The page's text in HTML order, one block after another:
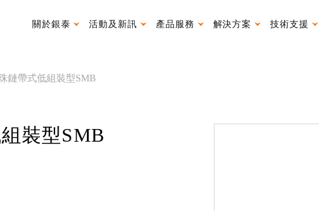
關於銀泰 活動及新訊 產品服務 解決方案 技術支援
鏈帶式低組裝型SMB
裝型SMB